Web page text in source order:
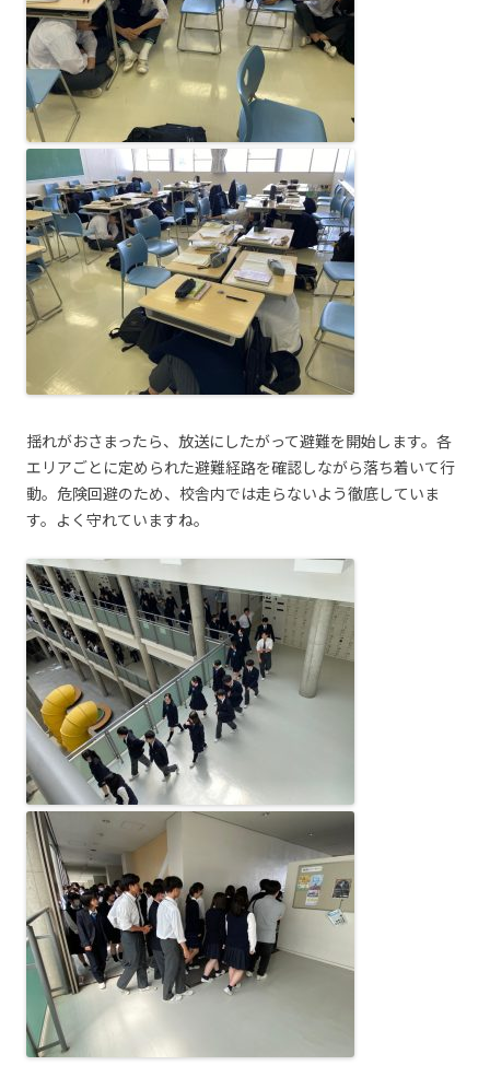
揺れがおさまったら、放送にしたがって避難を開始します。各
エリアごとに定められた避難経路を確認しながら落ち着いて行
動。危険回避のため、校舎内では走らないよう徹底していま
す。よく守れていますね。